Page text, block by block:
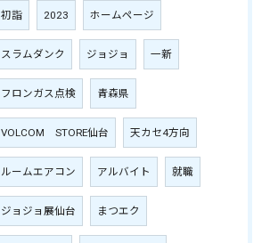
初詣 2023 ホームページ
スラムダンク ジョジョ 一新
フロンガス点検 青森県
VOLCOM STORE仙台 天カセ4方向
ルームエアコン アルバイト 就職
ジョジョ展仙台 まつエク